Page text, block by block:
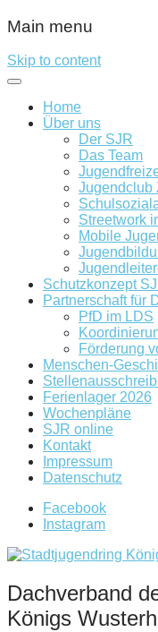
Main menu
Skip to content
Home
Über uns
Der SJR
Das Team
Jugendclub
Streetwork
Mobile
Schutzkonzept
Partnerschaft für
PfD im LDS
Förderung
Menschen-
Ferienlager 2026
Wochenpläne
SJR online
Kontakt
Impressum
Datenschutz
Facebook
Instagram
Dachverband
Königs